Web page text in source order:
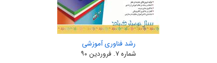
رشد فناوری آموزشی
شماره‌ ۷. فروردین ۹۰